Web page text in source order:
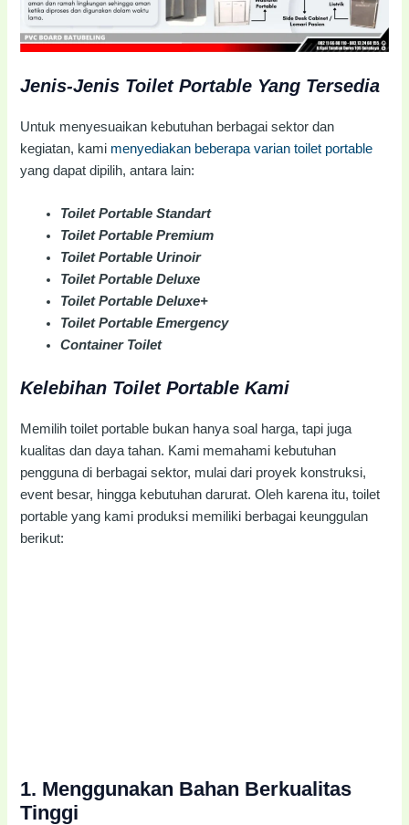
Jenis-Jenis Toilet Portable Yang Tersedia
Untuk menyesuaikan kebutuhan berbagai sektor dan
kegiatan, kami menyediakan beberapa varian toilet portable
yang dapat dipilih, antara lain:
Toilet Portable Standart
Toilet Portable Premium
Toilet Portable Urinoir
Toilet Portable Deluxe
Toilet Portable Deluxe+
Toilet Portable Emergency
Container Toilet
Kelebihan Toilet Portable Kami
Memilih toilet portable bukan hanya soal harga, tapi juga
kualitas dan daya tahan. Kami memahami kebutuhan
pengguna di berbagai sektor, mulai dari proyek konstruksi,
event besar, hingga kebutuhan darurat. Oleh karena itu, toilet
portable yang kami produksi memiliki berbagai keunggulan
berikut:
1. Menggunakan Bahan Berkualitas
Tinggi